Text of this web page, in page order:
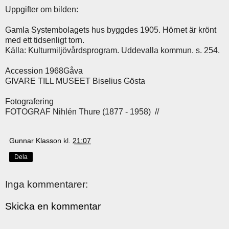
Uppgifter om bilden:
Gamla Systembolagets hus byggdes 1905. Hörnet är krönt
med ett tidsenligt torn.
Källa: Kulturmiljövårdsprogram. Uddevalla kommun. s. 254.
Accession 1968Gåva
GIVARE TILL MUSEET Biselius Gösta
Fotografering
FOTOGRAF Nihlén Thure (1877 - 1958) //
Gunnar Klasson kl. 21:07
Dela
Inga kommentarer:
Skicka en kommentar